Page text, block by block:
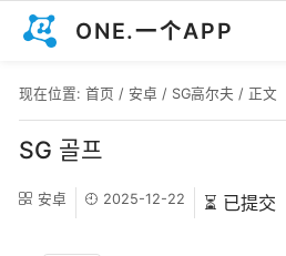
ONE.一个APP
现在位置: 首页 / 安卓 / SG高尔夫 / 正文
SG 골프
安卓 2025-12-22 ⏳ 已提交